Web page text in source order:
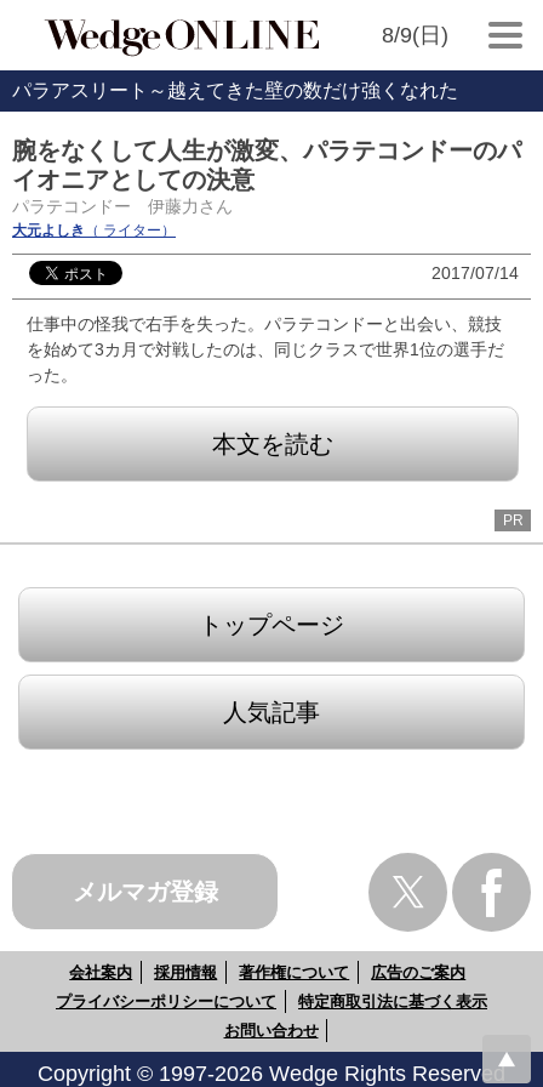
8/9(日)
パラアスリート～越えてきた壁の数だけ強くなれた
腕をなくして人生が激変、パラテコンドーのパ
イオニアとしての決意
パラテコンドー 伊藤力さん
大元よしき （ ライター）
2017/07/14
仕事中の怪我で右手を失った。パラテコンドーと出会い、競技
を始めて3カ月で対戦したのは、同じクラスで世界1位の選手だ
った。
本文を読む
PR
トップページ
人気記事
メルマガ登録
会社案内 採用情報 著作権について
広告のご案内
プライバシーポリシーについて
特定商取引法に基づく表示
お問い合わせ
Copyright © 1997-2026 Wedge Rights Reserved